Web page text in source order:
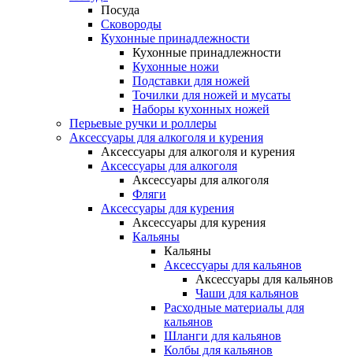
Посуда
Сковороды
Кухонные принадлежности
Кухонные принадлежности
Кухонные ножи
Подставки для ножей
Точилки для ножей и мусаты
Наборы кухонных ножей
Перьевые ручки и роллеры
Аксессуары для алкоголя и курения
Аксессуары для алкоголя и курения
Аксессуары для алкоголя
Аксессуары для алкоголя
Фляги
Аксессуары для курения
Аксессуары для курения
Кальяны
Кальяны
Аксессуары для кальянов
Аксессуары для кальянов
Чаши для кальянов
Расходные материалы для
кальянов
Шланги для кальянов
Колбы для кальянов